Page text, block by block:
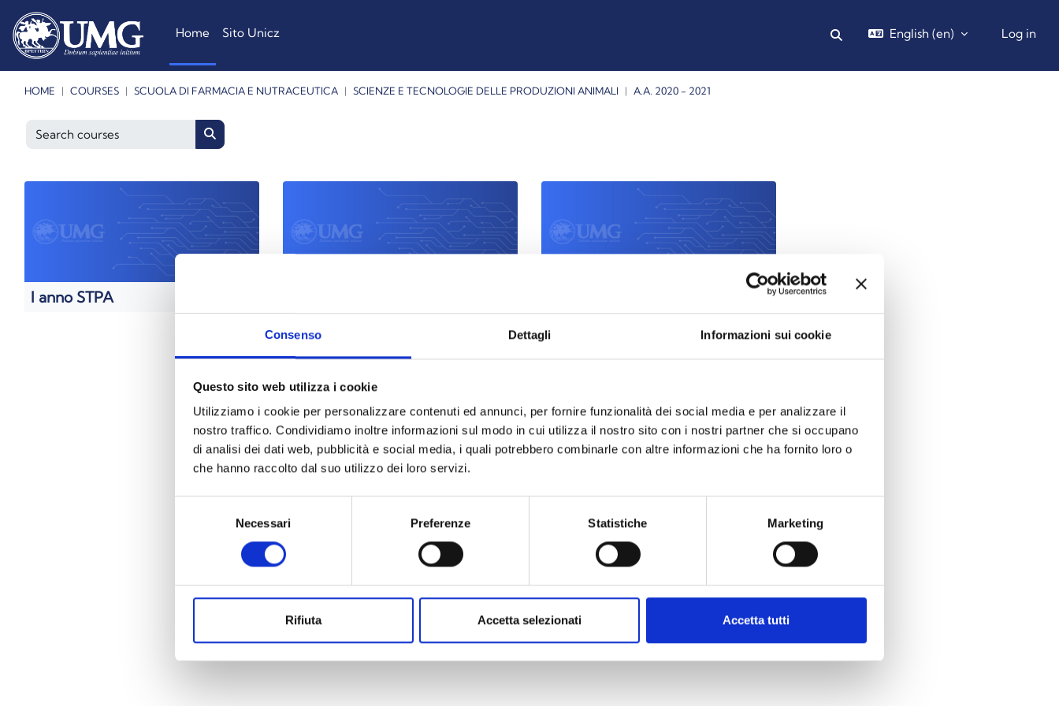
Consenso Dettagli Informazioni sui cookie
Questo sito web utilizza i cookie
Utilizziamo i cookie per personalizzare contenuti ed annunci, per fornire funzionalità dei social media e per analizzare il
nostro traffico. Condividiamo inoltre informazioni sul modo in cui utilizza il nostro sito con i nostri partner che si occupano
di analisi dei dati web, pubblicità e social media, i quali potrebbero combinarle con altre informazioni che ha fornito loro o
che hanno raccolto dal suo utilizzo dei loro servizi.
Necessari Preferenze Statistiche Marketing
Rifiuta Accetta selezionati Accetta tutti
Home
Sito Unicz Toggle search input
English ‎(en)‎ Log in
HOME COURSES SCUOLA DI FARMACIA E NUTRACEUTICA SCIENZE E TECNOLOGIE DELLE PRODUZIONI ANIMALI A.A. 2020 - 2021
Search courses
Search courses
I anno STPA